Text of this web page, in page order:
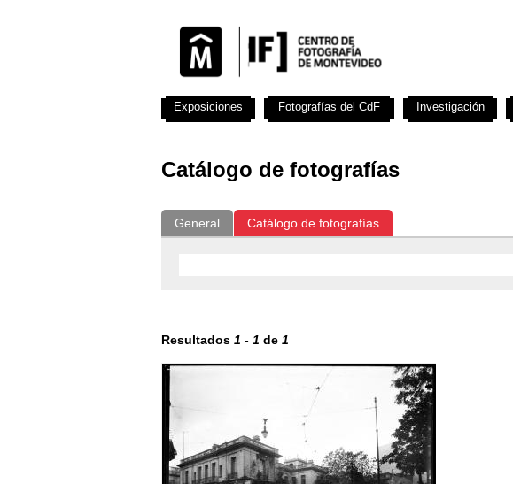
Catálogo de fotografías
General Catálogo de fotografías
Resultados 1 - 1 de 1
Exposiciones Fotografías del CdF Investigación